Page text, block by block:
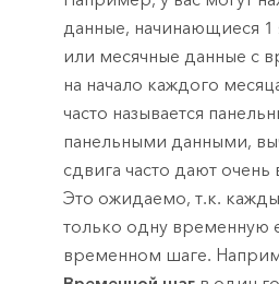
данные, начинающиеся 1
или месячные данные с
на начало каждого
часто называется
панельными данными,
сдвига часто дают
Это ожидаемо, т.к.
только одну временную
временном шаге.